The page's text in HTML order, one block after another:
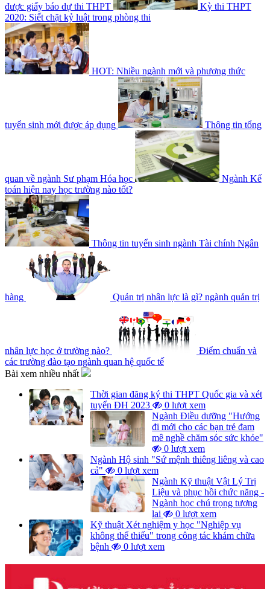
được giấy báo dự thi THPT
Kỳ thi THPT
2020: Siết chặt kỷ luật trong phòng thi
HOT: Nhiều ngành mới và phương thức
tuyển sinh mới được áp dụng Thông tin tổng
quan về ngành Sư phạm Hóa học
Ngành Kế
toán hiện nay học trường nào tốt?
Thông tin tuyển sinh ngành Tài chính Ngân
hàng Quản trị nhân lực là gì? ngành quản trị
nhân lực học ở trường nào?
Điểm chuẩn và
các trường đào tạo ngành quan hệ quốc tế
Bài xem nhiều nhất
Thời gian đăng ký thi THPT Quốc gia và xét
tuyển ĐH 2023
0 lượt xem
Ngành Điều dưỡng "Hướng
đi mới cho các bạn trẻ đam
mê nghề chăm sóc sức khỏe"
0 lượt xem
Ngành Hộ sinh "Sứ mệnh thiêng liêng và cao
cả"
0 lượt xem
Ngành Kỹ thuật Vật Lý Trị
Liệu và phục hồi chức năng -
Ngành học chú trọng tương
lai
0 lượt xem
Kỹ thuật Xét nghiệm y học "Nghiệp vụ
không thể thiếu" trong công tác khám chữa
bệnh
0 lượt xem